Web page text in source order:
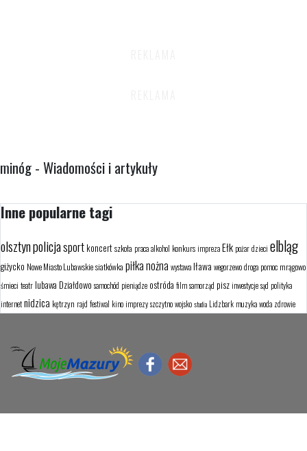
minóg - Wiadomości i artykuły
Inne popularne tagi
olsztynpolicjasport koncertszkoła pracaalkohol konkurs imprezaEłk pożardzieci elbląg
giżycko Nowe Miasto Lubawskiesiatkówka piłka nożna wystawaIława wegorzewodroga pomoc mrągowo
śmieci teatr lubawa Działdowo samochód pieniądze ostróda filmsamorząd pisz inwestycjesąd polityka
internetnidzica kętrzyn rajd festiwal kino imprezyszczytnowojsko studia Lidzbark muzykawoda zdrowie